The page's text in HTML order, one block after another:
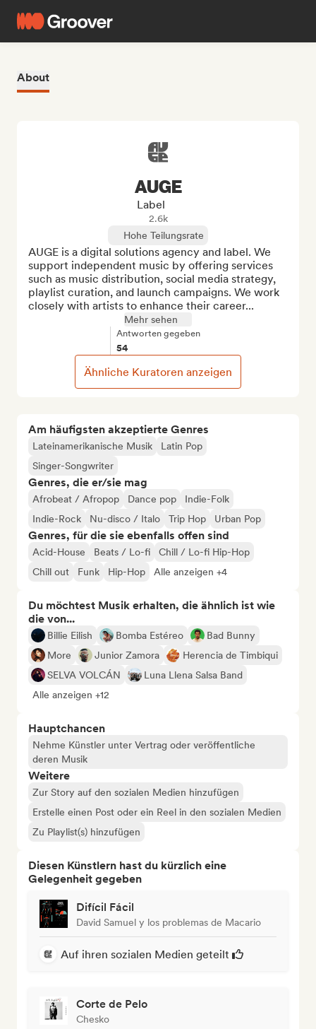
About
Am häufigsten akzeptierte Genres
Lateinamerikanische Musik
Latin Pop
Singer-Songwriter
Genres, die er/sie mag
Afrobeat / Afropop Dance pop
Indie-Folk
Indie-Rock
Nu-disco / Italo Trip Hop Urban Pop
Genres, für die sie ebenfalls offen sind
Acid-House Beats / Lo-fi
Chill / Lo-fi Hip-Hop
Chill out
Funk Hip-Hop Alle anzeigen +4
Du möchtest Musik erhalten, die ähnlich ist wie
die von...
Billie Eilish Bomba Estéreo
Bad Bunny
More
Junior Zamora
Herencia de Timbiqui
SELVA VOLCÁN
Luna Llena Salsa Band
Alle anzeigen +12
Hauptchancen
Nehme Künstler unter Vertrag oder veröffentliche
deren Musik
Weitere
Zur Story auf den sozialen Medien hinzufügen
Erstelle einen Post oder ein Reel in den sozialen Medien
Zu Playlist(s) hinzufügen
Diesen Künstlern hast du kürzlich eine
Gelegenheit gegeben
Difícil Fácil
David Samuel y los problemas de Macario
Auf ihren sozialen Medien geteilt
Corte de Pelo
Chesko
AUGE
Label
2.6k
Hohe Teilungsrate
AUGE is a digital solutions agency and label. We
support independent music by offering services
such as music distribution, social media strategy,
playlist curation, and launch campaigns. We work
closely with artists to enhance their career...
Mehr sehen
Antworten gegeben
54
Ähnliche Kuratoren anzeigen